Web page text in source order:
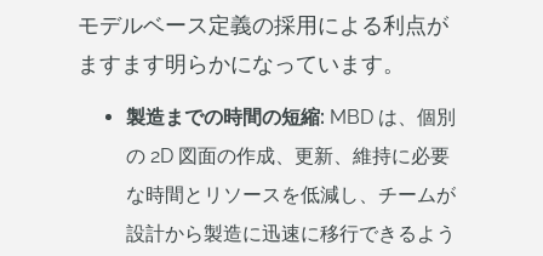
モデルベース定義の採用による利点が
ますます明らかになっています。
製造までの時間の短縮: MBD は、個別
の 2D 図面の作成、更新、維持に必要
な時間とリソースを低減し、チームが
設計から製造に迅速に移行できるよう